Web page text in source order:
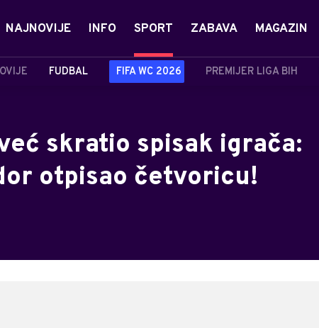
NAJNOVIJE INFO SPORT
FUDBAL FIFA WC 2026 PREMIJER LIGA BIH
ZABAVA MAGAZIN
skratio spisak igrača:
otpisao četvoricu!